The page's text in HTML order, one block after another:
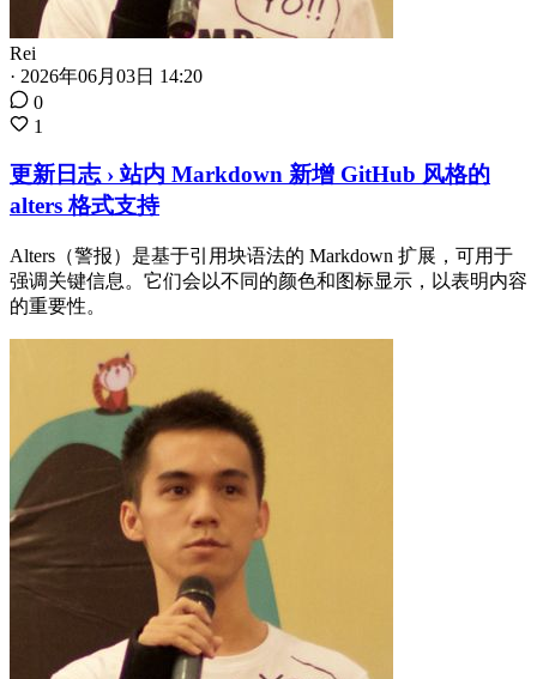
Rei
· 2026年06月03日 14:20
0
1
更新日志 › 站内 Markdown 新增 GitHub 风格的
alters 格式支持
Alters（警报）是基于引用块语法的 Markdown 扩展，可用于
强调关键信息。它们会以不同的颜色和图标显示，以表明内容
的重要性。